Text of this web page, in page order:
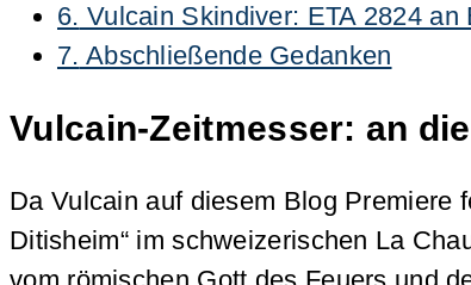
6. Vulcain Skindiver: ETA 2824 an
7. Abschließende Gedanken
Vulcain-Zeitmesser: an
Da Vulcain auf diesem Blog Premiere
Ditisheim“ im schweizerischen La